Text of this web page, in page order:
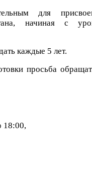
для
начиная с
каждые 5 лет.
просьба
18:00,